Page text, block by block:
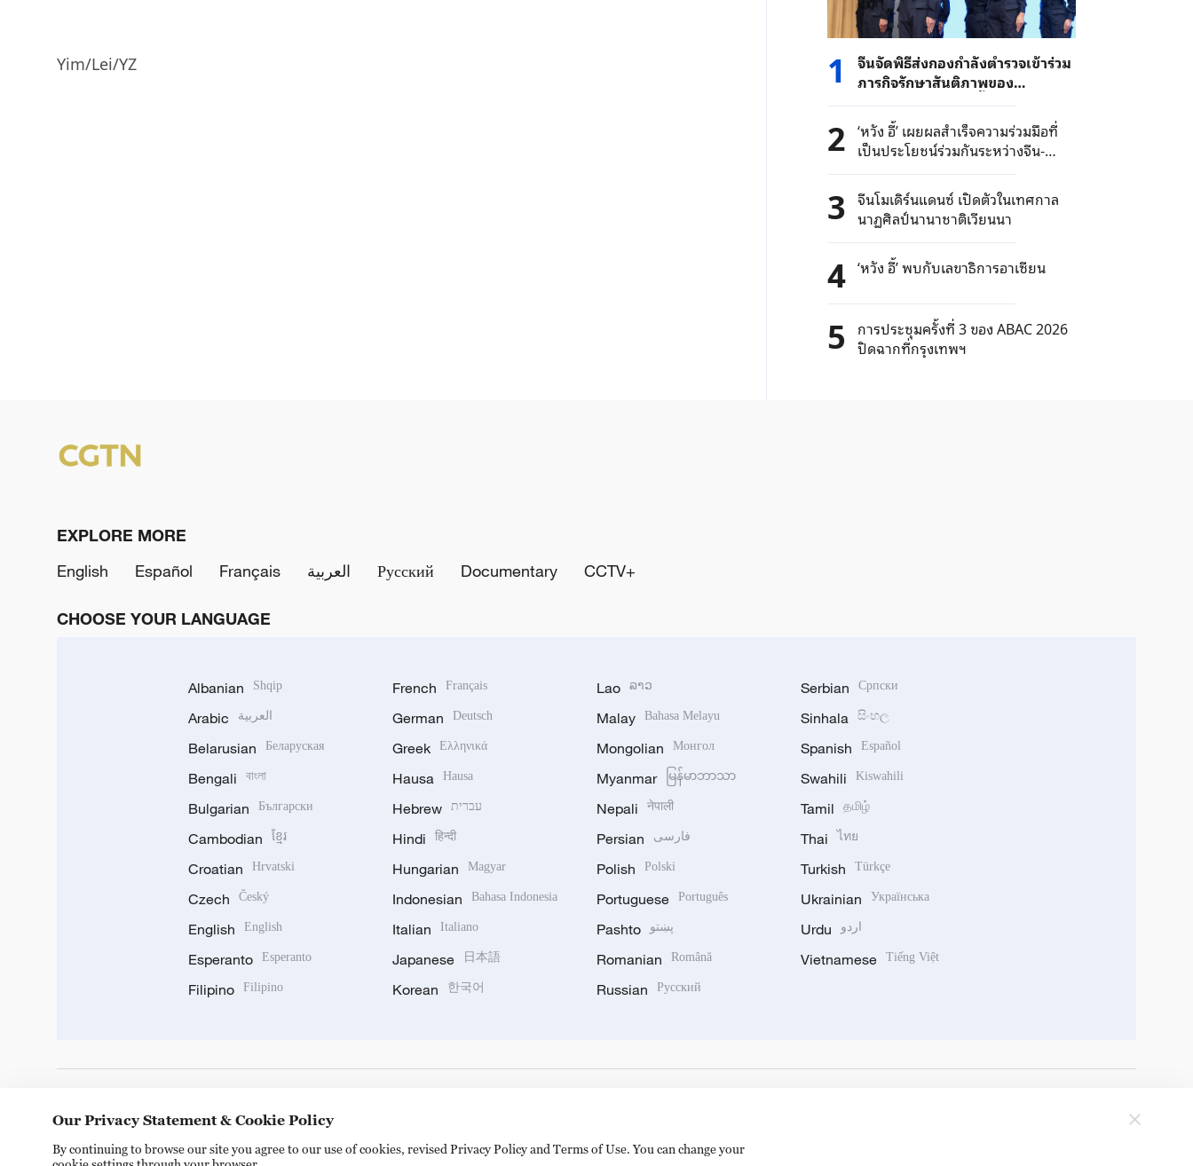
Yim/Lei/YZ 1
จีนจัดพิธีส่งกองกําลังตํารวจเข้าร่วม
ภารกิจรักษาสันติภาพของ
สหประชาชาติใน 2 พื้นที่
2 ‘หวัง อี้’ เผยผลสำเร็จความร่วมมือที่
เป็นประโยชน์ร่วมกันระหว่างจีน-
อาเซียน
3 จีนโมเดิร์นแดนซ์ เปิดตัวในเทศกาล
นาฏศิลป์นานาชาติเวียนนา
4 ‘หวัง อี้’ พบกับเลขาธิการอาเซียน
5
การประชุมครั้งที่ 3 ของ ABAC 2026
ปิดฉากที่กรุงเทพฯ
EXPLORE MORE
English
Español Français العربية Русский Documentary CCTV+
CHOOSE YOUR LANGUAGE
Albanian Shqip
Arabic العربية
Belarusian Беларуская
Bengali বাংলা
Bulgarian Български
Cambodian ខ្មែរ
Croatian Hrvatski
Czech Český
English English
Esperanto Esperanto
Filipino Filipino
French Français
German Deutsch
Greek Ελληνικά
Hausa Hausa
Hebrew עברית
Hindi हिन्दी
Hungarian Magyar
Indonesian Bahasa Indonesia
Italian Italiano
Japanese 日本語
Korean 한국어
Lao ລາວ
Malay Bahasa Melayu
Mongolian Монгол
Myanmar မြန်မာဘာသာ
Nepali नेपाली
Persian فارسی
Polish Polski
Portuguese Português
Pashto پښتو
Romanian Română
Russian Русский
Serbian Српски
Sinhala සිංහල
Spanish Español
Swahili Kiswahili
Tamil தமிழ்
Thai ไทย
Turkish Türkçe
Ukrainian Українська
Urdu اردو
Vietnamese Tiếng Việt
Our Privacy Statement & Cookie Policy
By continuing to browse our site you agree to our use of cookies, revised Privacy Policy and Terms of Use. You can change your